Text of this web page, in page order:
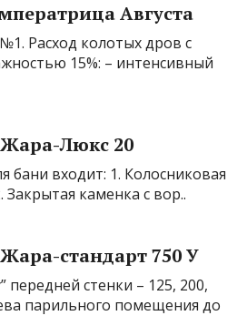
Августа
Расход колотых дров с
15%: – интенсивный
Люкс 20
бани входит: 1. Колосниковая
Закрытая каменка с вор..
стандарт 750 У
передней стенки – 125, 200,
парильного помещения до